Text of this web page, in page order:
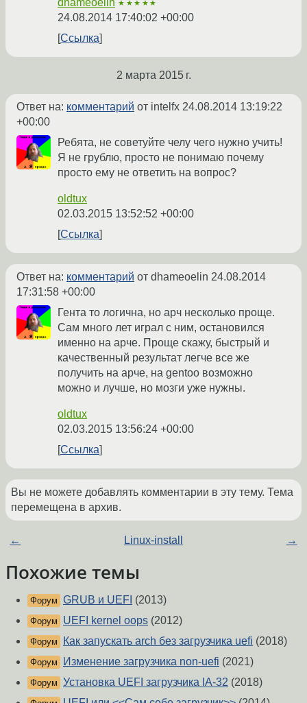
dhameoelin ★★★★★
24.08.2014 17:40:02 +00:00
Ссылка
2 марта 2015 г.
Ответ на: комментарий от intelfx 24.08.2014 13:19:22
+00:00
Ребята, не советуйте челу чего нужно учить!
Я не грублю, просто не понимаю почему
просто ему не ответить на вопрос?
oldtux
02.03.2015 13:52:52 +00:00
Ссылка
Ответ на: комментарий от dhameoelin 24.08.2014
17:31:58 +00:00
Гента то логична, но арч несколько проще.
Сам много лет играл с ним, остановился
именно на арче. Проще скажу, быстрый и
качественный результат легче все же
получить на арче, на gentoo возможно
можно и лучше, но мозги уже нужны.
oldtux
02.03.2015 13:56:24 +00:00
Ссылка
Вы не можете добавлять комментарии в эту тему. Тема
перемещена в архив.
← Linux-install →
Похожие темы
Форум GRUB и UEFI (2013)
Форум UEFI kernel oops (2012)
Форум Как запускать arch без загрузчика uefi (2018)
Форум Изменение загрузчика non-uefi (2021)
Форум Установка UEFI загрузчика IA-32 (2018)